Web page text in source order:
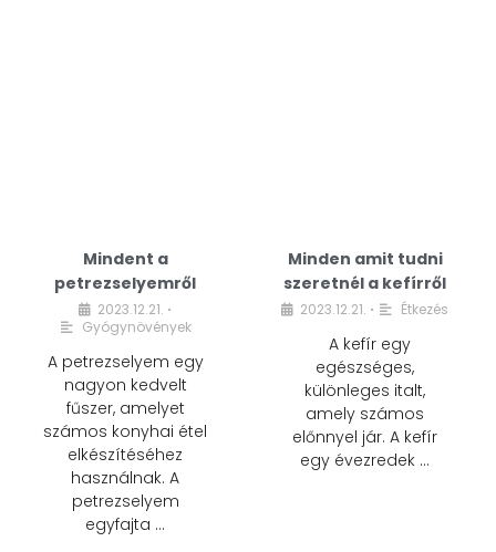
Mindent a
petrezselyemről
2023.12.21. •
Gyógynövények
A petrezselyem egy
nagyon kedvelt
fűszer, amelyet
számos konyhai étel
elkészítéséhez
használnak. A
petrezselyem
egyfajta …
Minden amit tudni
szeretnél a kefírről
2023.12.21. • Étkezés
A kefír egy
egészséges,
különleges italt,
amely számos
előnnyel jár. A kefír
egy évezredek …